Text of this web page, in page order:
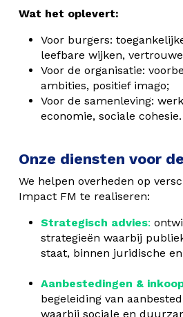
Wat het oplevert:
Voor burgers:
leefbare wijken,
Voor de organisatie:
ambities, positief imago;
Voor de samenleving:
economie, sociale cohesie.
Onze diensten voor
We helpen overheden op
Impact FM te realiseren:
Strategisch advies:
strategieën waarbij
staat, binnen juridische
Aanbestedingen &
begeleiding van
waarbij sociale en